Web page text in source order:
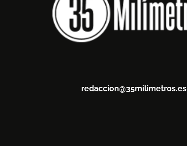
redaccion@35milimetros.es